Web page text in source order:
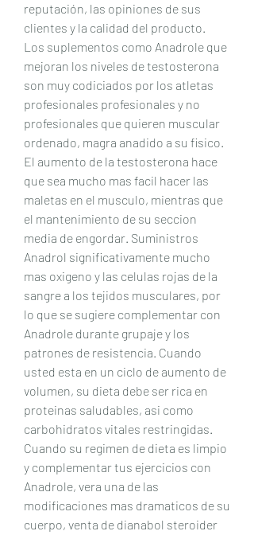
reputación, las opiniones de sus
clientes y la calidad del producto.
Los suplementos como Anadrole que
mejoran los niveles de testosterona
son muy codiciados por los atletas
profesionales profesionales y no
profesionales que quieren muscular
ordenado, magra anadido a su fisico.
El aumento de la testosterona hace
que sea mucho mas facil hacer las
maletas en el musculo, mientras que
el mantenimiento de su seccion
media de engordar. Suministros
Anadrol significativamente mucho
mas oxigeno y las celulas rojas de la
sangre a los tejidos musculares, por
lo que se sugiere complementar con
Anadrole durante grupaje y los
patrones de resistencia. Cuando
usted esta en un ciclo de aumento de
volumen, su dieta debe ser rica en
proteinas saludables, asi como
carbohidratos vitales restringidas.
Cuando su regimen de dieta es limpio
y complementar tus ejercicios con
Anadrole, vera una de las
modificaciones mas dramaticos de su
cuerpo, venta de dianabol steroider